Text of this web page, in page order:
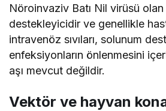
Nöroinvaziv Batı Nil virüsü
destekleyicidir ve genellikle
intravenöz sıvıları, solunum
enfeksiyonların önlenmesini
aşı mevcut değildir.
Vektör ve hayvan